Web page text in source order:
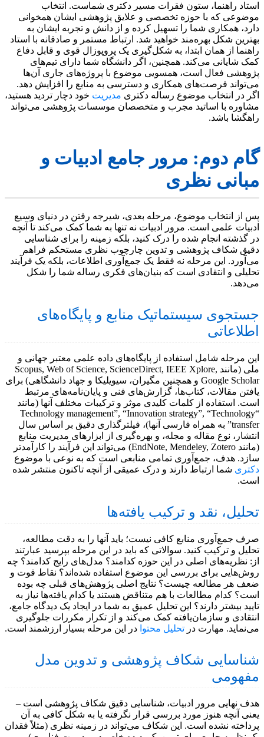
استاد راهنما، ستون فقرات مسیر دکتری شماست. انتخاب
موضوعی که با حوزه تخصصی و علایق پژوهشی ایشان همخوانی
دارد، همکاری شما را تسهیل کرده و از دانش و تجربه ایشان به
بهترین شکل بهره‌مند خواهید شد. ارتباط مستمر و صادقانه با استاد
راهنما از همان ابتدا، به شکل‌گیری یک پروپوزال قوی و قابل دفاع
کمک شایانی می‌کند. همچنین، اگر دانشگاه شما دارای تیم‌های
پژوهشی فعال است، همسویی موضوع با پروژه‌های جاری آن‌ها
می‌تواند فرصت‌های همکاری و دسترسی به منابع را افزایش دهد.
اگر در انتخاب موضوع رساله دکتری مدیریت خود دچار تردید هستید،
مشاوره با اساتید مجرب و متخصصان موسسات پژوهشی می‌تواند
راهگشا باشد.
گام دوم: مرور جامع ادبیات و
مبانی نظری
پس از انتخاب موضوع، مرحله بعدی، شیرجه رفتن در دنیای وسیع
ادبیات علمی است. مرور ادبیات نه تنها به شما کمک می‌کند تا آنچه
در گذشته انجام شده را درک کنید، بلکه زمینه را برای شناسایی
دقیق شکاف پژوهشی و تدوین چارچوب نظری مستحکم فراهم
می‌آورد. این مرحله نه فقط یک جمع‌آوری اطلاعات، بلکه یک فرآیند
تحلیلی و انتقادی است که بنیان‌های فکری رساله شما را شکل
می‌دهد.
جستجوی سیستماتیک منابع و پایگاه‌های
اطلاعاتی
این مرحله شامل استفاده از پایگاه‌های داده علمی معتبر جهانی و
ملی (مانند Scopus, Web of Science, ScienceDirect, IEEE Xplore,
Google Scholar و همچنین مگیران، سیویلیکا و جهاد دانشگاهی) برای
یافتن مقالات، کتاب‌ها، گزارش‌های فنی و پایان‌نامه‌های مرتبط
است. استفاده از کلمات کلیدی موثر و ترکیبات مختلف آنها (مانند
“Technology management”, “Innovation strategy”, “Technology
transfer” به همراه فارسی آنها)، فیلترگذاری دقیق بر اساس سال
انتشار، نوع مقاله و مجله، و بهره‌گیری از ابزارهای مدیریت منابع
(مانند EndNote, Mendeley, Zotero) می‌تواند این فرآیند را کارآمدتر
سازد. هدف، جمع‌آوری تمامی منابعی است که به نوعی با موضوع
دکتری شما ارتباط دارند و درک عمیقی از آنچه تاکنون منتشر شده
است.
تحلیل، نقد و ترکیب یافته‌ها
صرف جمع‌آوری منابع کافی نیست؛ باید آنها را به دقت مطالعه،
تحلیل و ترکیب کنید. سوالاتی که باید در این مرحله بپرسید عبارتند
از: نظریه‌های اصلی در این حوزه کدامند؟ مدل‌های رایج کدامند؟ چه
روش‌هایی برای بررسی این موضوع استفاده شده‌اند؟ نقاط قوت و
ضعف هر مطالعه چیست؟ نتایج اصلی پژوهش‌های قبلی چه بوده
است؟ کدام مطالعات با هم متناقض هستند یا کدام یافته‌ها نیاز به
تایید بیشتر دارند؟ این تحلیل عمیق به شما در ایجاد یک دیدگاه جامع،
انتقادی و سازمان‌یافته کمک می‌کند و از تکرار مکررات جلوگیری
می‌نماید. مهارت در تحلیل محتوا در این مرحله بسیار ارزشمند است.
شناسایی شکاف پژوهشی و تدوین مدل
مفهومی
هدف نهایی مرور ادبیات، شناسایی دقیق شکاف پژوهشی است –
یعنی آنچه هنوز مورد بررسی قرار نگرفته یا به شکل کافی به آن
پرداخته نشده است. این شکاف می‌تواند در زمینه نظری (مثلاً فقدان